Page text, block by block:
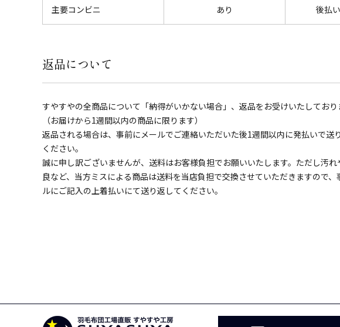
主要コンビニ あり 後払い
返品について
すやすやの全商品について「納得がいかない場合」、返品をお受けいたしており
（お届けから1週間以内の商品に限ります）
返品される場合は、事前にメールでご連絡いただいた後1週間以内に発払いで送
ください。
誠に申し訳ございませんが、送料はお客様負担でお願いいたします。ただし汚れ
良など、当方ミスによる商品は送料を当店負担で交換させていただきますので、
ルにご記入の上着払いにて送り返してください。